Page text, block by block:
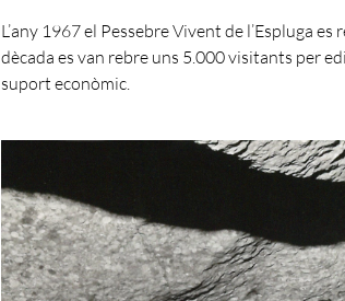
L’any 1967 el Pessebre Vivent de l’Espluga
dècada es van rebre uns 5.000 visitants per
suport